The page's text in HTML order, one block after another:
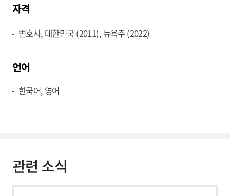
자격
변호사, 대한민국 (2011), 뉴욕주 (2022)
언어
한국어, 영어
관련 소식